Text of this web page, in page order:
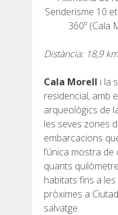
RECUPERACIÓ DE
RESSENYES
ESPAÑOL
Senderisme 10
360º (Cala
Distància: 18,9
Cala Morell i la
residencial, amb
arqueològics de
les seves zones
embarcacions
l’única mostra
quants
habitats fins a
pròximes a
salvatge.